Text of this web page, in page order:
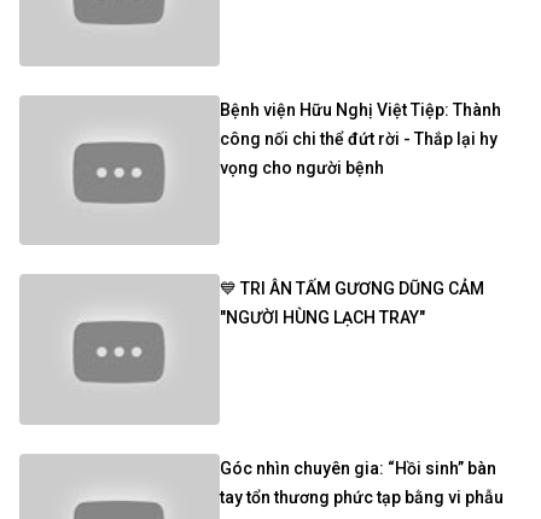
Bệnh viện Hữu Nghị Việt Tiệp: Thành
công nối chi thể đứt rời - Thắp lại hy
vọng cho người bệnh
💙 TRI ÂN TẤM GƯƠNG DŨNG CẢM
"NGƯỜI HÙNG LẠCH TRAY"
Góc nhìn chuyên gia: “Hồi sinh” bàn
tay tổn thương phức tạp bằng vi phẫu